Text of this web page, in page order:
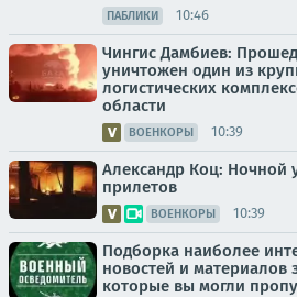
ПАБЛИКИ 10:46
Чингис Дамбиев:
уничтожен один из
логистических
области
ВОЕНКОРЫ 10:39
Александр Коц: Ночной
прилетов
ВОЕНКОРЫ 10:39
Подборка наиболее
новостей и материалов
которые вы могли